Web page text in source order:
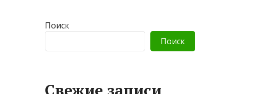
Поиск
Поиск
Свежие записи